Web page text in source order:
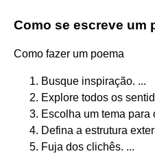
Como se escreve um
Como fazer um poema
Busque inspiração. ...
Explore todos os
Escolha um tema para
Defina a estrutura
Fuja dos clichês. ...